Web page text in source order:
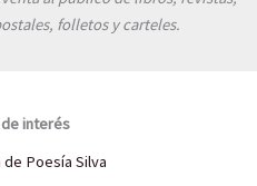
folletos y carteles.
interés
de Poesía Silva